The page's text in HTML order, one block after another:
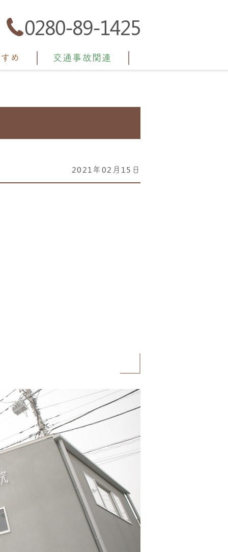
0280-89-1425
め 交通事故関連
2021年02月15日